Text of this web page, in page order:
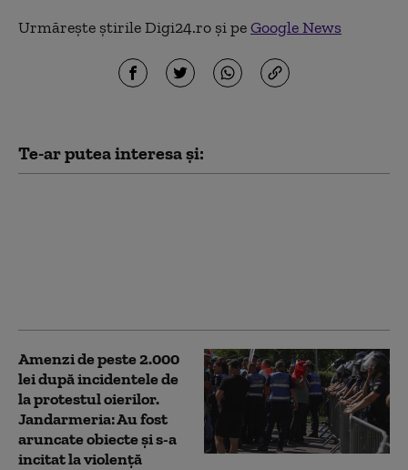
Urmărește știrile Digi24.ro și peGoogle News
Te-ar putea interesa și:
Amenzi de peste 2.000
lei după incidentele de
la protestul oierilor.
Jandarmeria: Au fost
aruncate obiecte și s-a
incitat la violență